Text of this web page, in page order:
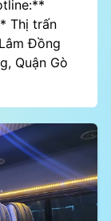
Thị trấn
Đồng
Quận Gò